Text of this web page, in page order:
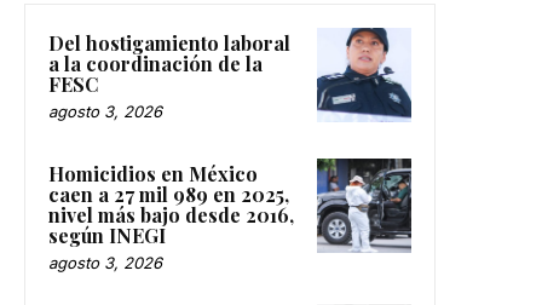
Del hostigamiento laboral
a la coordinación de la
FESC
agosto 3, 2026
Homicidios en México
caen a 27 mil 989 en 2025,
nivel más bajo desde 2016,
según INEGI
agosto 3, 2026